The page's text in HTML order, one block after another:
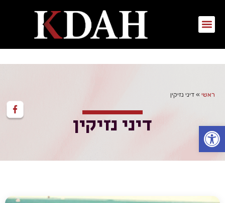
פתח סרגל נגישות
ראשי » דיני נזיקין
דיני נזיקין